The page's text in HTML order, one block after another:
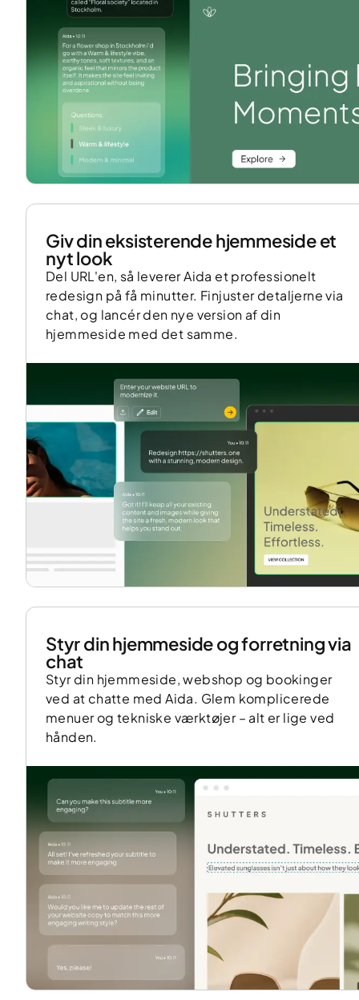
Giv din eksisterende hjemmeside et
nyt look
Del URL'en, så leverer Aida et professionelt
redesign på få minutter. Finjuster detaljerne via
chat, og lancér den nye version af din
hjemmeside med det samme.
Styr din hjemmeside og forretning via
chat
Styr din hjemmeside, webshop og bookinger
ved at chatte med Aida. Glem komplicerede
menuer og tekniske værktøjer – alt er lige ved
hånden.